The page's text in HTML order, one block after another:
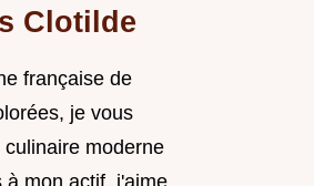
Clotilde
française de
je vous
moderne